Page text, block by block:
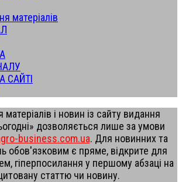
матеріалів
САЙТІ
і новин із сайту видання
дозволяється лише за умови
business.com.ua. Для новинних та
обов'язковим є пряме, відкрите для
гіперпосилання у першому абзаці на
статтю чи новину.